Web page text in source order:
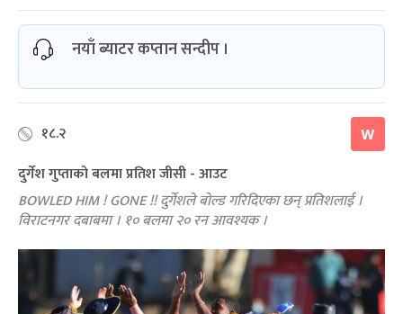
नयाँ ब्याटर कप्तान सन्दीप ।
१८.२ W
दुर्गेश गुप्ताको बलमा प्रतिश जीसी - आउट
BOWLED HIM ! GONE !! दुर्गेशले बोल्ड गरिदिएका छन् प्रतिशलाई ।
विराटनगर दबाबमा । १० बलमा २० रन आवश्यक ।